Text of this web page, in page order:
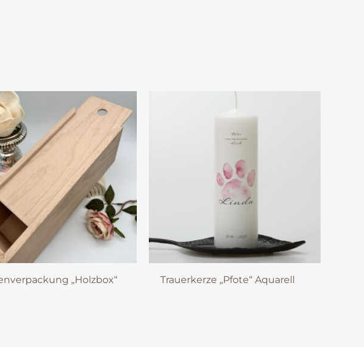
„Holzbox“ Trauerkerze „Pfote“ Aquarell